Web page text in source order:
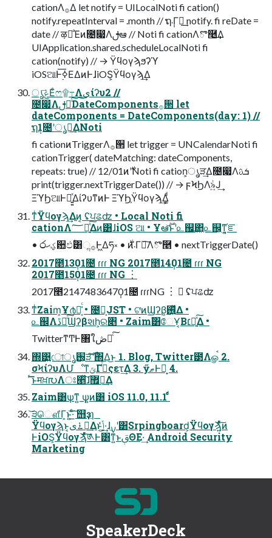
cationΛ࡞Δ let notify = UILocalNoti fi cation()
notify.repeatInterval = .month // ຖ݄܁Γฦ͢ notify. fi reDate =
date // ऴྃͣΈͷ೔෇Λࢦఆ // Noti fi cationΛొ࿥͢Δ
UIApplication.shared.scheduleLocalNoti fi
cation(notify) // → Ϋϥογϡϧʔϓ
iOSଆͰ࣮ߦ͞ΕΔͷͰɺiOS͕Ϋϥογϡ͢Δ
ൃݟ͞Εͨෆ۩߹Λى͜͢ίʔυ2 //
೔෇Λࢦఆͨ͠DateComponents࡞੒ let
dateComponents = DateComponents(day: 1) //
ຖ݄1೔ʹൃಈ͢ΔNoti
fi cationͷTriggerΛ࡞੒ let trigger = UNCalendarNoti fi
cationTrigger( dateMatching: dateComponents,
repeats: true) // 12/01ͷ࣍ʹNoti fi cation͕ൃੜ͢Δ೔෇Λܭࢉ
print(trigger.nextTriggerDate()) // → ϝϞϦΛ৯͍ͭͿ͢
ΞϓϦଆͰಈ͍͍ͯΔίʔυͳͷͰ ΞϓϦ͕Ϋϥογϡ͢Δ͚ͩ
ͳͥΫϥογϡ͢Δͷ͔ ʢਪଌʣ • Local Noti fi
cationΛ؅ཧ͍ͯ͠Δͷ͸ɺiOS ଆ • Ұఆ࣌ؒ͝ͱʹ௨஌͢΂͖௨஌͕ͳ͍͔֬ೝ
• ෮ؼޙ਺ඵؒ͸ૢ࡞Ͱ͖Δཧ༝ • ࣍ͷ܁Γฦ͠Λొ࿥ • nextTriggerDate()
2017೥13݄01೔ ɾɾɾ NG 2017೥14݄01೔ ɾɾɾ NG
2017೥15݄01೔ ɾɾɾ NG ︙
2017೥2147483647݄01೔ ɾɾɾNG ︙  ʢਪଌʣ
ͳͥZaim͕Ұ൪೩͔͑ͨ • ೔ຊ͕JST • ଟ͘ͷϢʔβ͕࢖͍ͬͯΔ •
௨஌ΛڐՄͨ͠Ϣʔβશһ͕ର৅ • Zaimࣾ͸ேҰ͔Β׆ಈ͍ͯ͠Δ •
TwitterͳͲͰ৘ใڞ༗ͨ͠
΍͹͍ো֐͕ൃੜͨ࣌͠ʹ΍Δ͜ͱ 1. Blog, Twitter౳Λௐࠪ 2.
σϞίʔυΛՄೳͳݶΓ࡞ͬͯςετ͢Δ 3. ӳޠͰ૽͙ 4.
ͬ͞͞ͱमਖ਼൛Λਃ੥ͯ͠ɺ޿ใ͢Δ
Zaim͸ѱ͘ͳ͍ ѱ͍ͷ͸ iOS 11.0, 11.1 ͩͬͨ
͝੩ௌ͋Γ͕ͱ͏͍͟͝·ͨ͠ ஫ҙɿ
Ϋϥογϡͱ͔࠶ىಈ͢Δͱ͔ݴͬͯ·͕͢ɺ࣮ࡍʹ͸Srpingboard͕Ϋϥογϡ͍ͯͨ͠ͷ
ͰiOS͕Ϋϥογϡͯͨ͠༁Ͱ͸ͳ͍ͱࢥΘΕ·͢ Android Security
Marketing
SpeakerDeck